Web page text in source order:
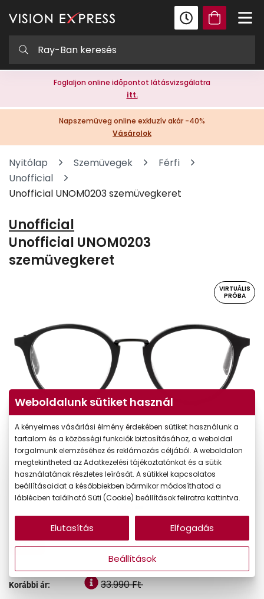
Foglaljon online időpontot látásvizsgálatra
itt.
Napszemüveg online exkluzív akár -40%
Vásárolok
Nyitólap Szemüvegek
Férfi
Unofficial
Unofficial UNOM0203 szemüvegkeret
Unofficial
Unofficial UNOM0203
szemüvegkeret
VIRTUÁLIS
PRÓBA
Virtuális próba
-50%
Korábbi ár: 33.990 Ft
Weboldalunk sütiket használ
A kényelmes vásárlási élmény érdekében sütiket használunk a
tartalom és a közösségi funkciók biztosításához, a weboldal
forgalmunk elemzéséhez és reklámozás céljából. A weboldalon
megtekintheted az Adatkezelési tájékoztatónkat és a sütik
használatának részletes leírását. A sütikkel kapcsolatos
beállításaidat a későbbiekben bármikor módosíthatod a
láblécben található Süti (Cookie) beállítások feliratra kattintva.
Beállítások
Elutasítás Elfogadás